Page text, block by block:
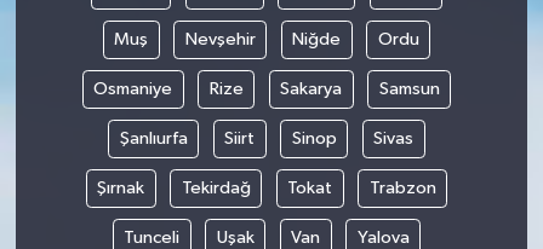
Muş Nevşehir Niğde Ordu
Osmaniye Rize Sakarya Samsun
Şanlıurfa Siirt Sinop Sivas
Şırnak Tekirdağ Tokat Trabzon
Tunceli Uşak Van Yalova